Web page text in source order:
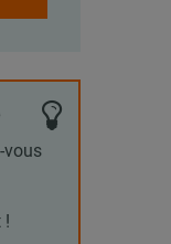
vous
!